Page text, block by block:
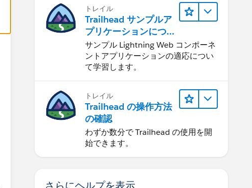
トレイル
Trailhead サンプルア
プリケーションにつ
いて知る
サンプル Lightning Web コンポーネ
ントアプリケーションの適応につい
て学習します。
トレイル
Trailhead の操作方法
の確認
わずか数分で Trailhead の使用を開
始できます。
さらにヘルプを表示